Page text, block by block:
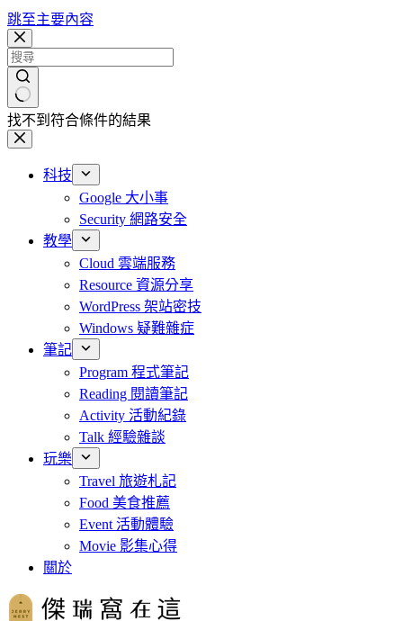
跳至主要內容
找不到符合條件的結果
科技
Google 大小事
Security 網路安全
教學
Cloud 雲端服務
Resource 資源分享
WordPress 架站密技
Windows 疑難雜症
筆記
Program 程式筆記
Reading 閱讀筆記
Activity 活動紀錄
Talk 經驗雜談
玩樂
Travel 旅遊札記
Food 美食推薦
Event 活動體驗
Movie 影集心得
關於